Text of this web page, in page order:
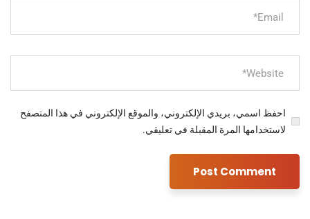
احفظ اسمي، بريدي الإلكتروني، والموقع الإلكتروني في هذا المتصفح
لاستخدامها المرة المقبلة في تعليقي.